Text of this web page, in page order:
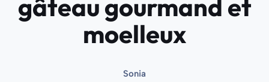
gâteau gourmand et
moelleux
Sonia